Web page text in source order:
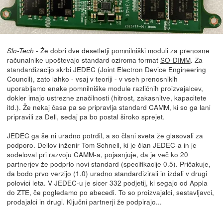
Slo-Tech - Že dobri dve desetletji pomnilniški moduli za prenosne
računalnike upoštevajo standard oziroma format SO-DIMM. Za
standardizacijo skrbi JEDEC (Joint Electron Device Engineering
Council), zato lahko - vsaj v teoriji - v vseh prenosnikih
uporabljamo enake pomnilniške module različnih proizvajalcev,
dokler imajo ustrezne značilnosti (hitrost, zakasnitve, kapacitete
itd.). Že nekaj časa pa se pripravlja standard CAMM, ki so ga lani
pripravili za Dell, sedaj pa bo postal široko sprejet.
JEDEC ga še ni uradno potrdil, a so člani sveta že glasovali za
podporo. Dellov inženir Tom Schnell, ki je član JEDEC-a in je
sodeloval pri razvoju CAMM-a, pojasnjuje, da je več ko 20
partnerjev že podprlo novi standard (specifikacije 0.5). Pričakuje,
da bodo prvo verzijo (1.0) uradno standardizirali in izdali v drugi
polovici leta. V JEDEC-u je sicer 332 podjetij, ki segajo od Appla
do ZTE, če pogledamo po abecedi. To so proizvajalci, sestavljavci,
prodajalci in drugi. Ključni partnerji že podpirajo...